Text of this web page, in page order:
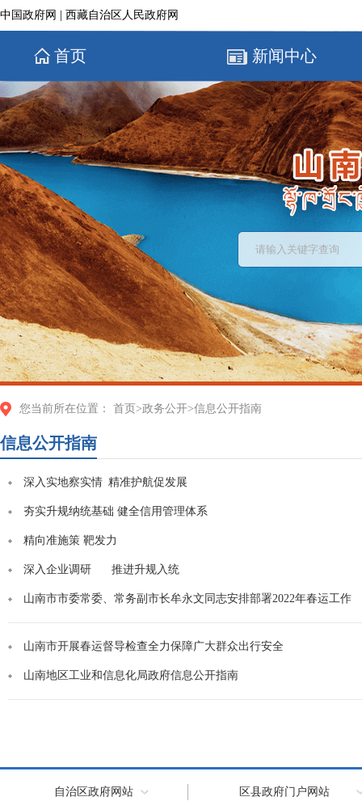
中国政府网 西藏自治区人民政府网
首页 新闻中心
您当前所在位置： 首页 >政务公开>信息公开指南
信息公开指南
深入实地察实情 精准护航促发展
夯实升规纳统基础 健全信用管理体系
精向准施策 靶发力
深入企业调研 推进升规入统
山南市市委常委、常务副市长牟永文同志安排部署2022年春运工作
山南市开展春运督导检查全力保障广大群众出行安全
山南地区工业和信息化局政府信息公开指南
自治区政府网站 区县政府门户网站